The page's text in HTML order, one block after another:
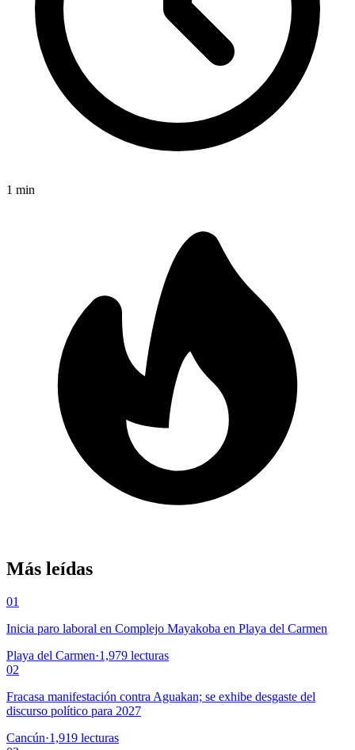
1 min
Más leídas
01
Inicia paro laboral en Complejo Mayakoba en Playa del Carmen
Playa del Carmen·1,979 lecturas
02
Fracasa manifestación contra Aguakan; se exhibe desgaste del
discurso político para 2027
Cancún·1,919 lecturas